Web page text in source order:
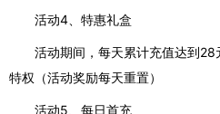
活动4、特惠礼盒
活动期间，每天累计充值达到
特权（活动奖励每天重置）
活动5、每日首充